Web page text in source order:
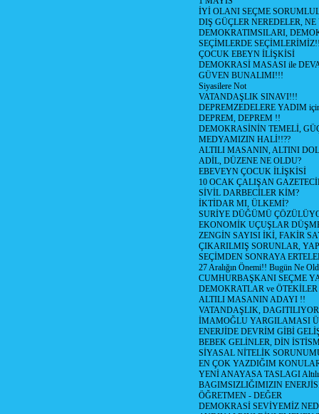
İYİ OLANI SEÇME
DIŞ GÜÇLER NEREDELER,
DEMOKRATIMSILARI,
SEÇİMLERDE
ÇOCUK EBEYN İLİŞKİSİ
DEMOKRASİ MASASI ile
GÜVEN BUNALIMI!!!
Siyasilere Not
VATANDAŞLIK SINAVI!!!
DEPREMZEDELERE YADIM
DEPREM, DEPREM !!
DEMOKRASİNİN TEMELİ,
MEDYAMIZIN HALİ!!??
ALTILI MASANIN, ALTINI
ADİL, DÜZENE NE OLDU?
EBEVEYN ÇOCUK İLİŞKİSİ
10 OCAK ÇALIŞAN
SİVİL DARBECİLER KİM?
İKTİDAR MI, ÜLKEMİ?
SURİYE DÜĞÜMÜ
EKONOMİK UÇUŞLAR
ZENGİN SAYISI İKİ, FAKİR
ÇIKARILMIŞ SORUNLAR,
SEÇİMDEN SONRAYA
27 Aralığın Önemi!! Bugün Ne
CUMHURBAŞKANI SEÇME
DEMOKRATLAR ve ÖTEKİLER
ALTILI MASANIN ADAYI !!
VATANDAŞLIK,
İMAMOĞLU YARGILAMASI
ENERJİDE DEVRİM GİBİ
BEBEK GELİNLER, DİN
SİYASAL NİTELİK
EN ÇOK YAZDIĞIM
YENİ ANAYASA TASLAGI Altılı
BAGIMSIZLIĞIMIZIN
ÖĞRETMEN - DEĞER
DEMOKRASİ SEVİYEMİZ